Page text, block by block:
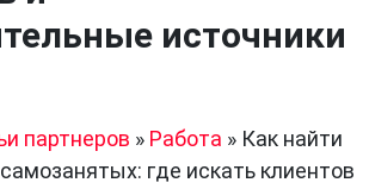
источники
партнеров » Работа » Как найти
где искать клиентов